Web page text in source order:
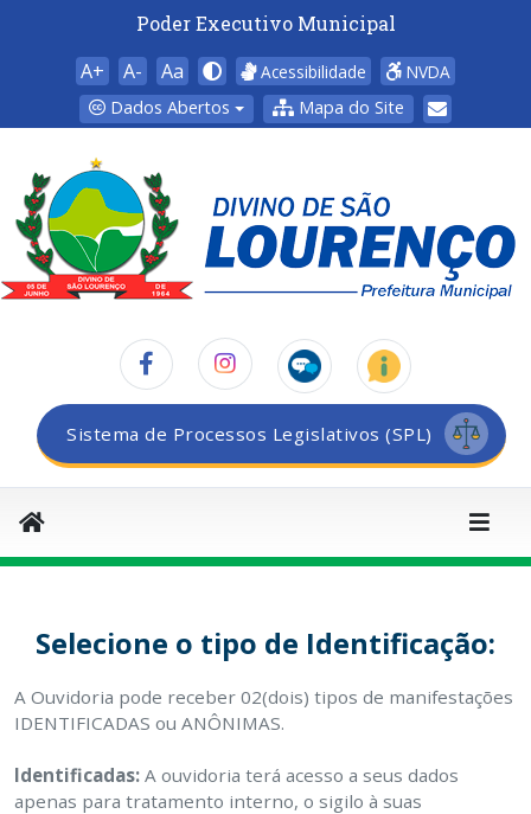
Poder Executivo Municipal
A+ A- Aa Acessibilidade
NVDA
Dados Abertos
Mapa do Site
Sistema de Processos Legislativos (SPL)
Selecione o tipo de Identificação:
A Ouvidoria pode receber 02(dois) tipos de manifestações
IDENTIFICADAS ou ANÔNIMAS.
Identificadas: A ouvidoria terá acesso a seus dados
apenas para tratamento interno, o sigilo à suas